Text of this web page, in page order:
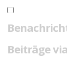
Beiträge